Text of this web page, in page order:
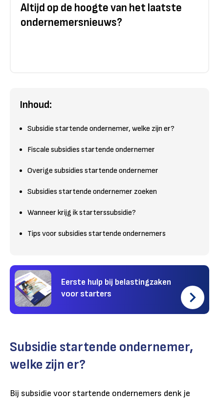
Altijd op de hoogte van het laatste
ondernemersnieuws?
Inhoud:
Subsidie startende ondernemer, welke zijn er?
Fiscale subsidies startende ondernemer
Overige subsidies startende ondernemer
Subsidies startende ondernemer zoeken
Wanneer krijg ik starterssubsidie?
Tips voor subsidies startende ondernemers
Eerste hulp bij belastingzaken
voor starters
Subsidie startende ondernemer,
welke zijn er?
Bij subsidie voor startende ondernemers denk je